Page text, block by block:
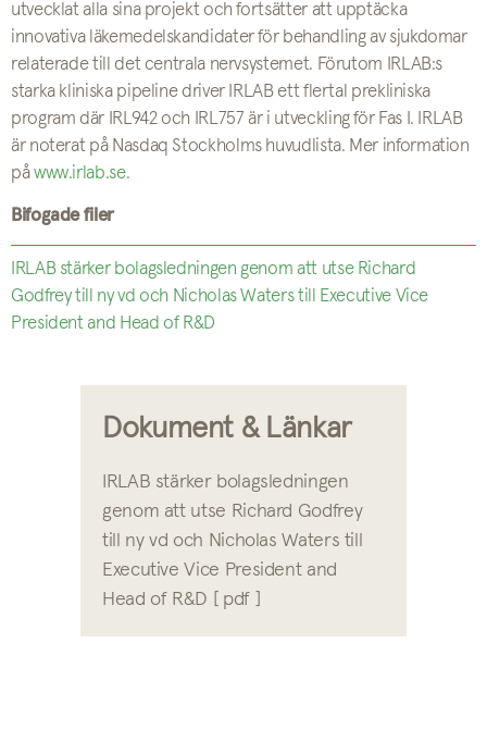
utvecklat alla sina projekt och fortsätter att upptäcka
innovativa läkemedelskandidater för behandling av sjukdomar
relaterade till det centrala nervsystemet. Förutom IRLAB:s
starka kliniska pipeline driver IRLAB ett flertal prekliniska
program där IRL942 och IRL757 är i utveckling för Fas I. IRLAB
är noterat på Nasdaq Stockholms huvudlista. Mer information
påwww.irlab.se.
Bifogade filer
IRLAB stärker bolagsledningen genom att utse Richard
Godfrey till ny vd och Nicholas Waters till Executive Vice
President and Head of R&D
Dokument & Länkar
IRLAB stärker bolagsledningen
genom att utse Richard Godfrey
till ny vd och Nicholas Waters till
Executive Vice President and
Head of R&D [ pdf ]